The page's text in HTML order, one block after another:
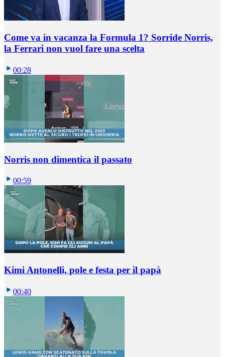
Come va in vacanza la Formula 1? Sorride Norris,
la Ferrari non vuol fare una scelta
00:28
Norris non dimentica il passato
00:59
Kimi Antonelli, pole e festa per il papà
00:40